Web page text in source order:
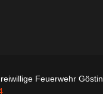
Feuerwehr